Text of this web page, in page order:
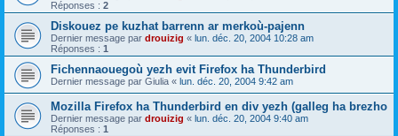
Réponses : 2
Diskouez pe kuzhat barrenn ar merkoù-pajenn
Dernier message par drouizig « lun. déc. 20, 2004 10:28 am
Réponses : 1
Fichennaouegoù yezh evit Firefox ha Thunderbird
Dernier message par Giulia « lun. déc. 20, 2004 9:42 am
Mozilla Firefox ha Thunderbird en div yezh (galleg ha brezho
Dernier message par drouizig « lun. déc. 20, 2004 9:40 am
Réponses : 1